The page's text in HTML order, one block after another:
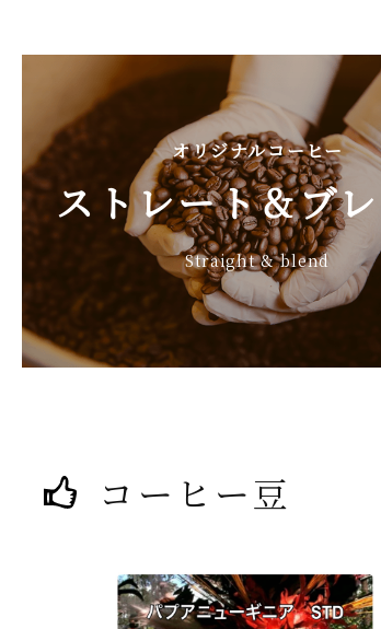
オリジナルコーヒー
ストレート＆ブ
Straight & blend
コーヒー豆